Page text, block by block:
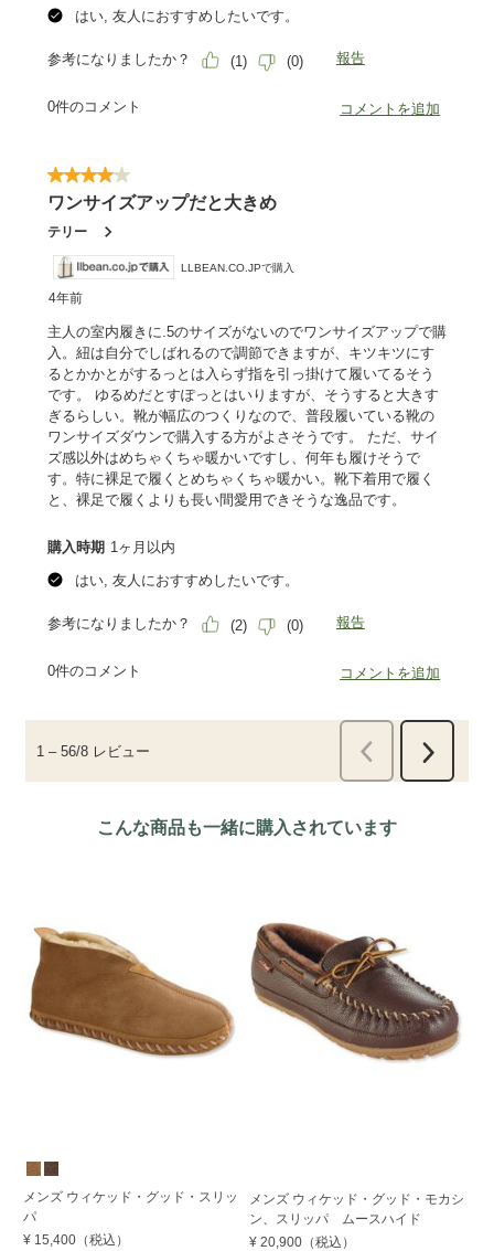
こんな商品も一緒に購入されています
メンズ ウィケッド・グッド・スリッ
パ
¥ 15,400（税込）
メンズ ウィケッド・グッド・モカシ
ン、スリッパ ムースハイド
¥ 20,900 （税込）